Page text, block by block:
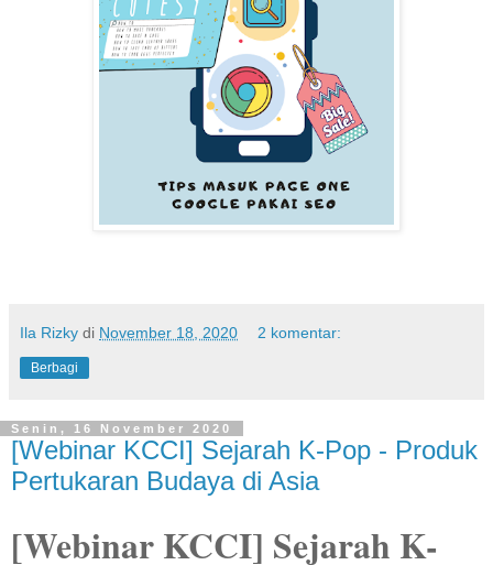
Ila Rizky di November 18, 2020 2 komentar:
Berbagi
Senin, 16 November 2020
[Webinar KCCI] Sejarah K-Pop - Produk
Pertukaran Budaya di Asia
[Webinar KCCI] Sejarah K-